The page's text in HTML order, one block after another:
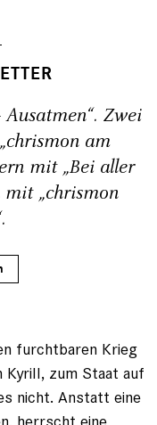
Zwei
am
mit „Bei aller
„chrismon
furchtbaren Krieg
Kyrill, zum Staat auf
nicht. Anstatt eine
herrscht eine